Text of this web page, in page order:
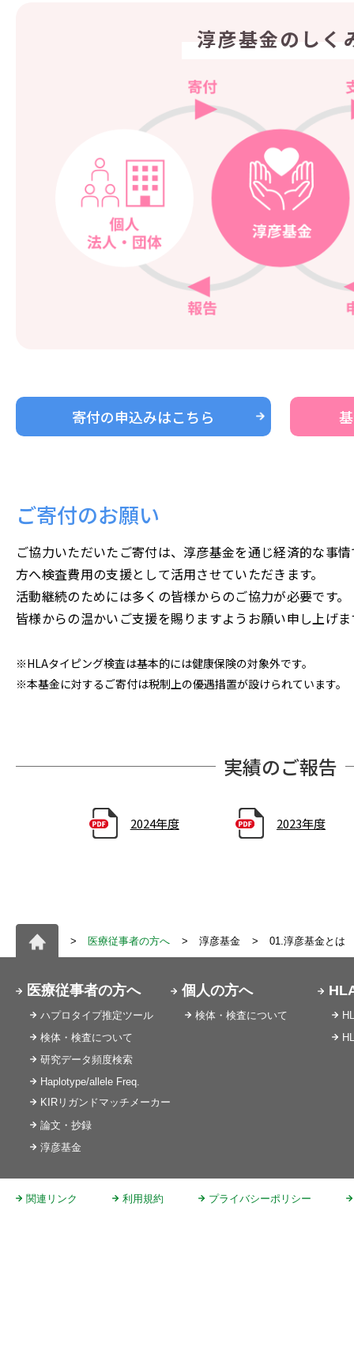
淳彦基金のしく
寄付の申込みはこちら
ご寄付のお願い
ご協力いただいたご寄付は、淳彦基金を通じ経済的な事
方へ検査費用の支援として活用させていただきます。
活動継続のためには多くの皆様からのご協力が必要です。
皆様からの温かいご支援を賜りますようお願い申し上げま
※HLAタイピング検査は基本的には健康保険の対象外です。
※本基金に対するご寄付は税制上の優遇措置が設けられています。
実績のご報告
2024年度 2023年度
医療従事者の方へ 淳彦基金 01.淳彦基金とは
医療従事者の方へ
ハプロタイプ推定ツール
検体・検査について
研究データ頻度検索
Haplotype/allele Freq.
KIRリガンドマッチメーカー
論文・抄録
淳彦基金
個人の方へ
検体・検査について
関連リンク 利用規約 プライバシーポリシー